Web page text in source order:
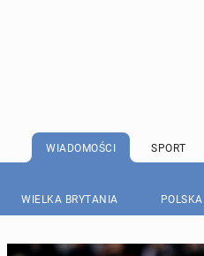
WIADOMOŚCI SPORT
WIELKA BRYTANIA POLSKA